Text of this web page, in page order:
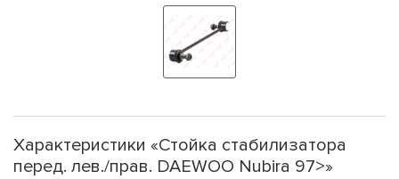
Характеристики «Стойка стабилизатора
перед. лев./прав. DAEWOO Nubira 97>»